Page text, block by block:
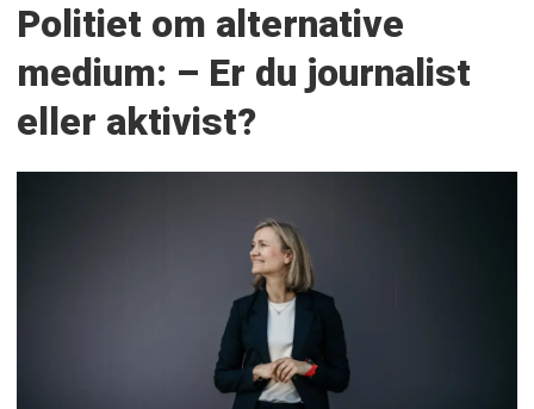
Politiet om alternative
medium: – Er du journalist
eller aktivist?